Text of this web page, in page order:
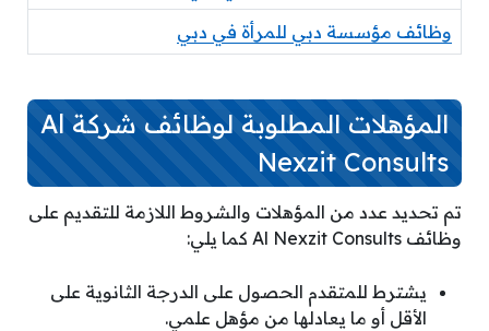
وظائف مؤسسة دبي للمرأة في دبي
المؤهلات المطلوبة لوظائف شركة Al
Nexzit Consults
تم تحديد عدد من المؤهلات والشروط اللازمة للتقديم على
وظائف Al Nexzit Consults كما يلي:
يشترط للمتقدم الحصول على الدرجة الثانوية على
الأقل أو ما يعادلها من مؤهل علمي.